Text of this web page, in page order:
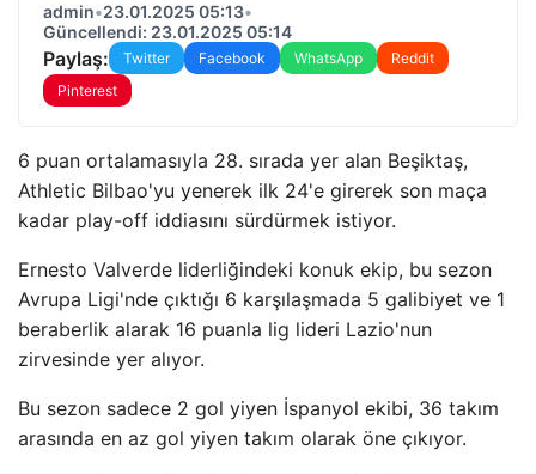
admin•23.01.2025 05:13•
Güncellendi: 23.01.2025 05:14
Paylaş: Twitter Facebook WhatsApp
Reddit
Pinterest
6 puan ortalamasıyla 28. sırada yer alan Beşiktaş,
Athletic Bilbao'yu yenerek ilk 24'e girerek son maça
kadar play-off iddiasını sürdürmek istiyor.
Ernesto Valverde liderliğindeki konuk ekip, bu sezon
Avrupa Ligi'nde çıktığı 6 karşılaşmada 5 galibiyet ve 1
beraberlik alarak 16 puanla lig lideri Lazio'nun
zirvesinde yer alıyor.
Bu sezon sadece 2 gol yiyen İspanyol ekibi, 36 takım
arasında en az gol yiyen takım olarak öne çıkıyor.